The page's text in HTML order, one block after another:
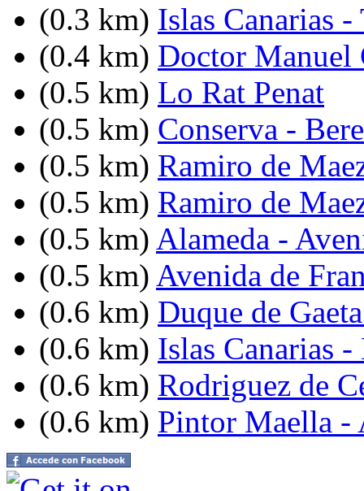
(0.3 km) Islas Canarias
(0.4 km) Doctor Manuel
(0.5 km) Lo Rat Penat
(0.5 km) Conserva -
(0.5 km) Ramiro de
(0.5 km) Ramiro de
(0.5 km) Alameda -
(0.5 km) Avenida de
(0.6 km) Duque de
(0.6 km) Islas Canarias
(0.6 km) Rodriguez de
(0.6 km) Pintor Maella -